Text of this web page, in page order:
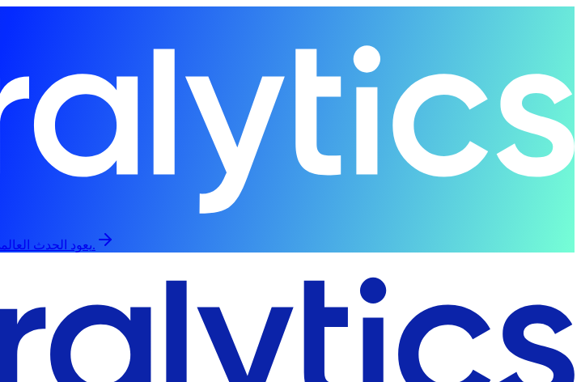
يعود الحدث العالمي لرؤية الحاسوب بالذكاء الاصطناعي في 13 سبتمبر، حضورياً وعبر الإنترنت.